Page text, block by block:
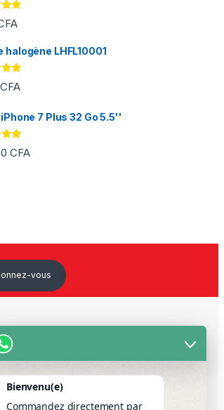
halogène LHFL10001
CFA
7 Plus 32 Go 5.5''
CFA
Service Client
Mon Compte
Bienvenu(e)
Commandez directement par